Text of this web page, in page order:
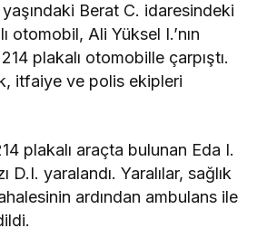
Berat C. idaresindeki
otomobil, Ali Yüksel I.’nın
plakalı otomobille çarpıştı.
itfaiye ve polis ekipleri
plakalı araçta bulunan Eda I.
D.I. yaralandı. Yaralılar, sağlık
ardından ambulans ile